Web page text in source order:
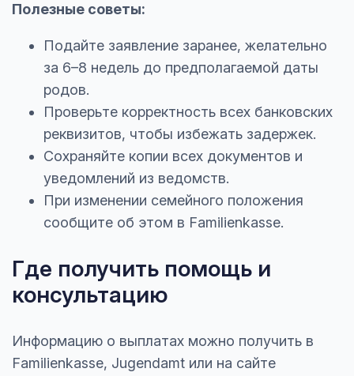
Полезные советы:
Подайте заявление заранее, желательно
за 6–8 недель до предполагаемой даты
родов.
Проверьте корректность всех банковских
реквизитов, чтобы избежать задержек.
Сохраняйте копии всех документов и
уведомлений из ведомств.
При изменении семейного положения
сообщите об этом в Familienkasse.
Где получить помощь и
консультацию
Информацию о выплатах можно получить в
Familienkasse, Jugendamt или на сайте